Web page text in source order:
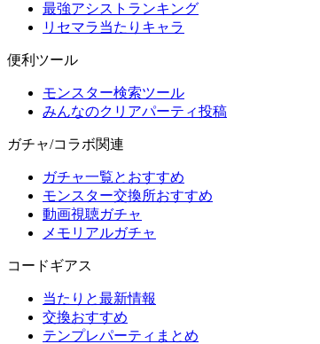
最強アシストランキング
リセマラ当たりキャラ
便利ツール
モンスター検索ツール
みんなのクリアパーティ投稿
ガチャ/コラボ関連
ガチャ一覧とおすすめ
モンスター交換所おすすめ
動画視聴ガチャ
メモリアルガチャ
コードギアス
当たりと最新情報
交換おすすめ
テンプレパーティまとめ